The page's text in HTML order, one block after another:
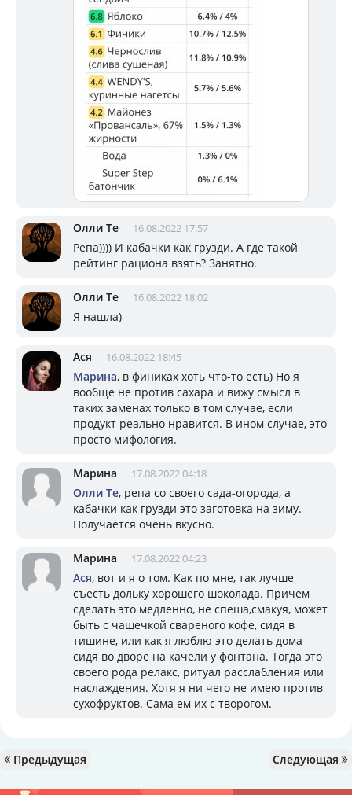
Олли Те 16.08.2022 17:57
Репа)))) И кабачки как грузди. А где такой
рейтинг рациона взять? Занятно.
Олли Те 16.08.2022 18:02
Я нашла)
Ася 16.08.2022 18:45
Марина, в финиках хоть что-то есть) Но я
вообще не против сахара и вижу смысл в
таких заменах только в том случае, если
продукт реально нравится. В ином случае, это
просто мифология.
Марина 17.08.2022 04:18
Олли Те, репа со своего сада-огорода, а
кабачки как грузди это заготовка на зиму.
Получается очень вкусно.
Марина 17.08.2022 04:23
Ася, вот и я о том. Как по мне, так лучше
съесть дольку хорошего шоколада. Причем
сделать это медленно, не спеша,смакуя, может
быть с чашечкой свареного кофе, сидя в
тишине, или как я люблю это делать дома
сидя во дворе на качели у фонтана. Тогда это
своего рода релакс, ритуал расслабления или
наслаждения. Хотя я ни чего не имею против
сухофруктов. Сама ем их с творогом.
Предыдущая Следующая